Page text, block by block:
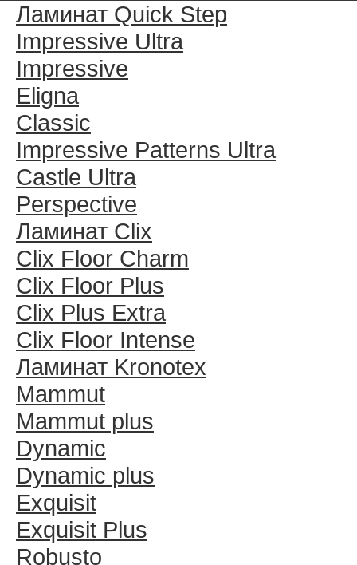
Ламинат Quick Step
Impressive Ultra
Impressive
Eligna
Classic
Impressive Patterns Ultra
Castle Ultra
Perspective
Ламинат Clix
Clix Floor Charm
Clix Floor Plus
Clix Plus Extra
Clix Floor Intense
Ламинат Kronotex
Mammut
Mammut plus
Dynamic
Dynamic plus
Exquisit
Exquisit Plus
Robusto